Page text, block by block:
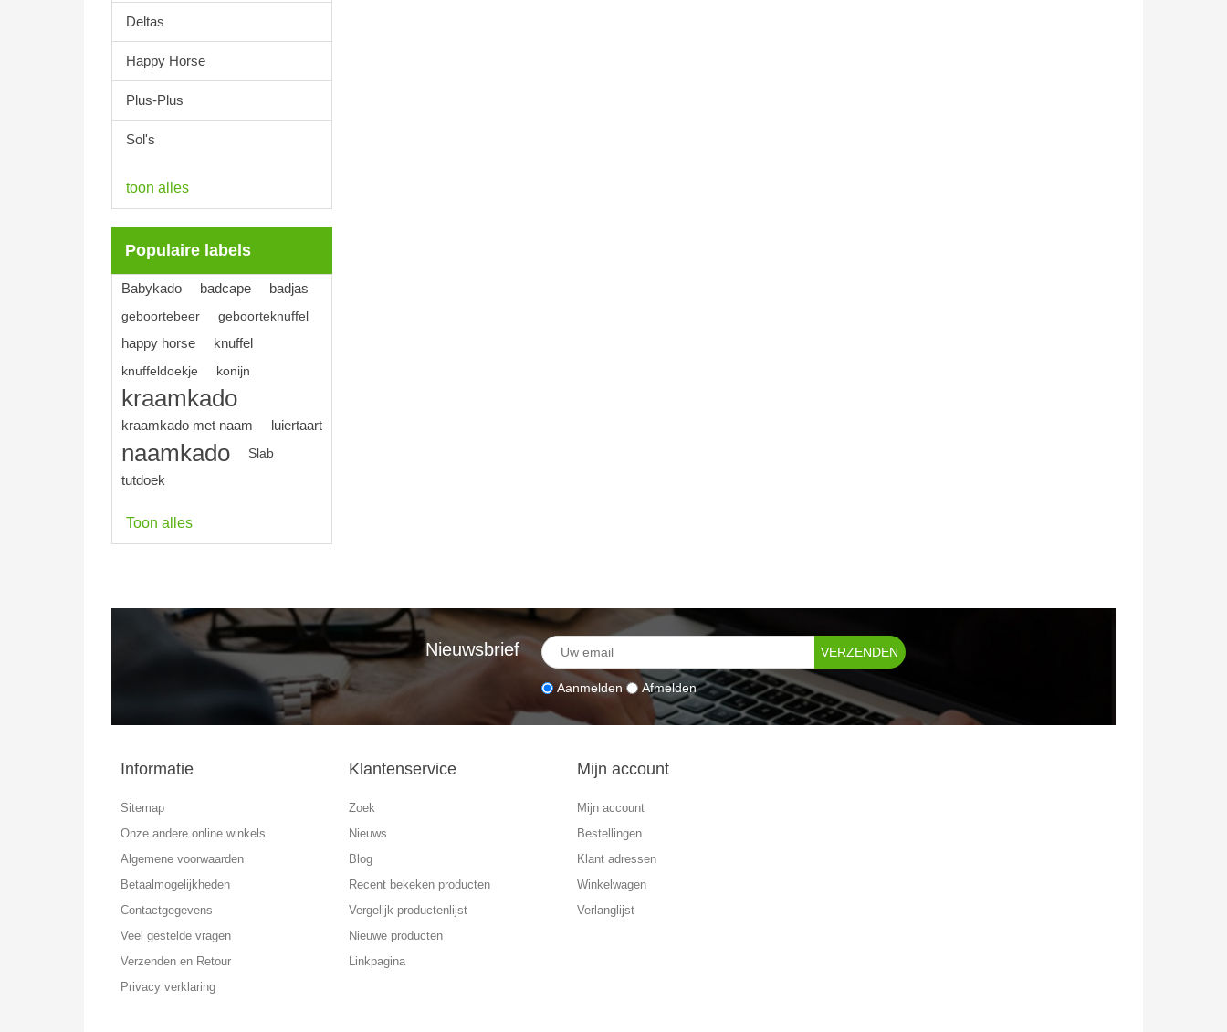
Deltas
Happy Horse
Plus-Plus
Sol's
toon alles
Populaire labels
Babykado badcape badjas
geboortebeer geboorteknuffel
happy horse knuffel
knuffeldoekje konijn
kraamkado
kraamkado met naam luiertaart
naamkado Slab
tutdoek
Toon alles
Nieuwsbrief
Aanmelden Afmelden
Informatie
Sitemap
Onze andere online winkels
Algemene voorwaarden
Betaalmogelijkheden
Contactgegevens
Veel gestelde vragen
Verzenden en Retour
Privacy verklaring
Klantenservice
Zoek
Nieuws
Blog
Recent bekeken producten
Vergelijk productenlijst
Nieuwe producten
Linkpagina
Mijn account
Mijn account
Bestellingen
Klant adressen
Winkelwagen
Verlanglijst